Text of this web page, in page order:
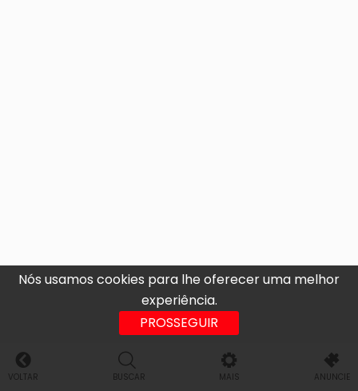
Nós usamos cookies para lhe oferecer uma melhor
experiência.
PROSSEGUIR
VOLTAR BUSCAR MAIS ANUNCIE